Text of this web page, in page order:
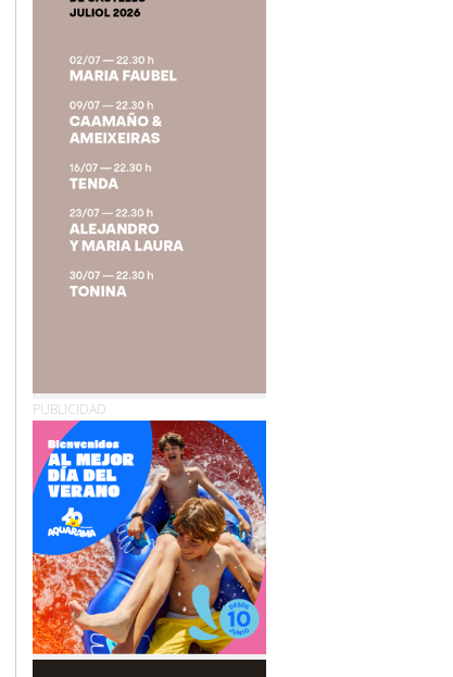
PUBLICIDAD